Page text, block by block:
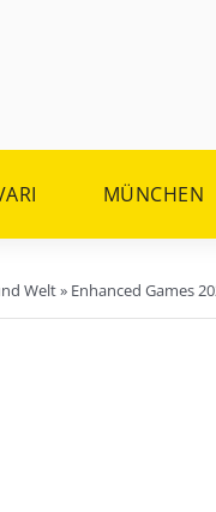
MÜNCHEN
Welt» Enhanced Games